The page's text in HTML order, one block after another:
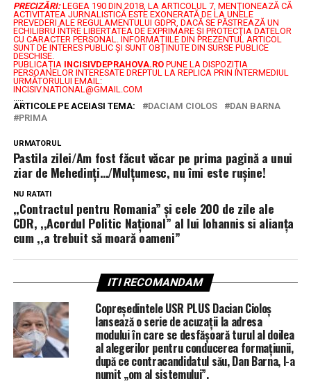
PRECIZĂRI: LEGEA 190 DIN 2018, LA ARTICOLUL 7, MENŢIONEAZĂ CĂ
ACTIVITATEA JURNALISTICĂ ESTE EXONERATĂ DE LA UNELE
PREVEDERI ALE REGULAMENTULUI GDPR, DACĂ SE PĂSTREAZĂ UN
ECHILIBRU ÎNTRE LIBERTATEA DE EXPRIMARE ŞI PROTECŢIA DATELOR
CU CARACTER PERSONAL. INFORMAȚIILE DIN PREZENTUL ARTICOL
SUNT DE INTERES PUBLIC ȘI SUNT OBȚINUTE DIN SURSE PUBLICE
DESCHISE.
PUBLICAȚIA INCISIVDEPRAHOVA.ROPUNE LA DISPOZIȚIA
PERSOANELOR INTERESATE DREPTUL LA REPLICA PRIN INTERMEDIUL
URMĂTORULUI EMAIL:
INCISIV.NATIONAL@GMAIL.COM
.....
ARTICOLE PE ACEIASI TEMA:
DACIAM CIOLOS
DAN BARNA
PRIMA
URMATORUL
Pastila zilei/Am fost făcut văcar pe prima pagină a unui
ziar de Mehedinți…/Mulțumesc, nu îmi este rușine!
NU RATATI
,,Contractul pentru Romania” și cele 200 de zile ale
CDR, ,,Acordul Politic Național” al lui Iohannis si alianța
cum ,,a trebuit să moară oameni”
ITI RECOMANDAM
Copreședintele USR PLUS Dacian Cioloș
lansează o serie de acuzații la adresa
modului în care se desfășoară turul al doilea
al alegerilor pentru conducerea formațiunii,
după ce contracandidatul său, Dan Barna, l-a
numit „om al sistemului”.